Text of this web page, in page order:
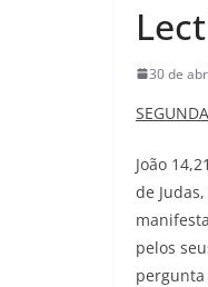
30 de
João
de
pelos
pergunta